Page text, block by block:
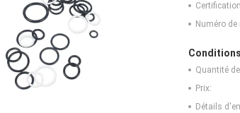
Numéro de
Quantité
Prix:
Détails